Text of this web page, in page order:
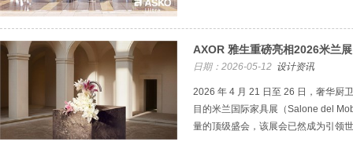
AXOR 雅生重磅亮相2026米兰
日期：2026-05-12 设计资讯
2026 年 4 月 21 日至 26 日，奢华厨
目的米兰国际家具展（Salone del
量的顶级盛会，该展会已然成为引领